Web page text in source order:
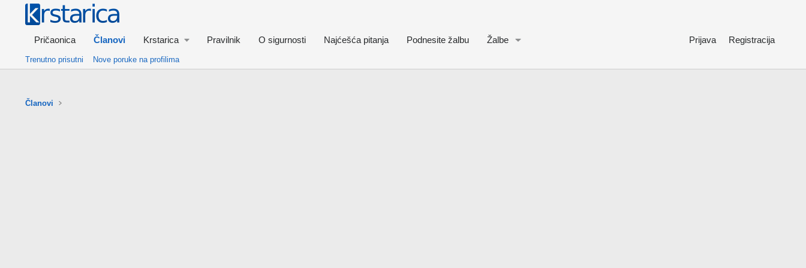
Pričaonica Članovi Krstarica Pravilnik O sigurnosti Najćešća pitanja Podnesite žalbu Žalbe Prijava Registracija
Trenutno prisutni Nove poruke na profilima
Članovi